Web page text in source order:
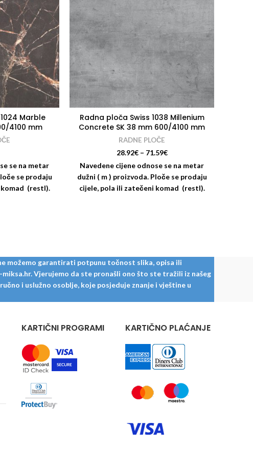
Marble
4100 mm
se na metar
se prodaju
(restl).
Radna ploča Swiss 1038 Millenium
Concrete SK 38 mm 600/4100 mm
RADNE PLOČE
28.92€– 71.59€
Navedene cijene odnose se na metar
dužni ( m ) proizvoda. Ploče se prodaju
cijele, pola ili zatečeni komad (restl).
možemo garantirati potpunu točnost slika, opisa ili
Vjerujemo da ste pronašli ono što ste tražili iz našeg
i uslužno osoblje, koje posjeduje znanje i vještine u
KARTIČNI PROGRAMI KARTIČNO PLAĆANJE